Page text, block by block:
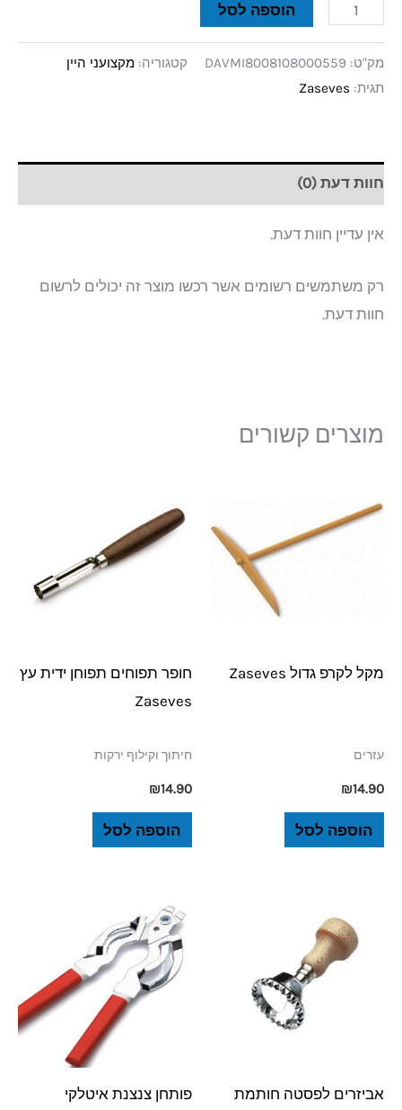
הוספה לסל
מק"ט: DAVMI8008108000559 קטגוריה: מקצועני היין
תגית: Zaseves
חוות דעת (0)
אין עדיין חוות דעת.
רק משתמשים רשומים אשר רכשו מוצר זה יכולים לרשום
חוות דעת.
מוצרים קשורים
מקל לקרפ גדול Zaseves
עזרים
₪14.90
הוספה לסל
חופר תפוחים תפוחן ידית עץ
Zaseves
חיתוך וקילוף ירקות
₪14.90
הוספה לסל
אביזרים לפסטה חותמת
פותחן צנצנת איטלקי